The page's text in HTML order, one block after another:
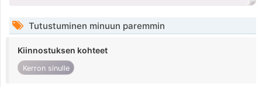
Tutustuminen minuun paremmin
Kiinnostuksen kohteet
Kerron sinulle